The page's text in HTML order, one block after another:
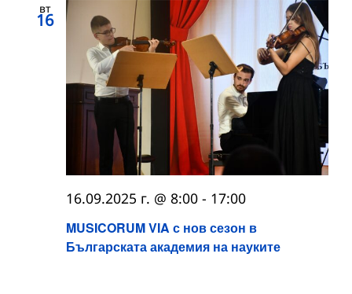
вт
16
MUSICORUM VIA с нов сезон в
Българската академия на науките
16.09.2025 г. @ 8:00 - 17:00